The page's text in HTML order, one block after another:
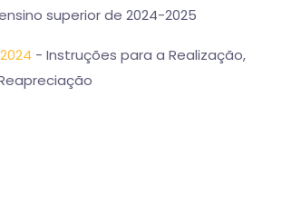
superior de 2024-2025
- Instruções para a Realização,